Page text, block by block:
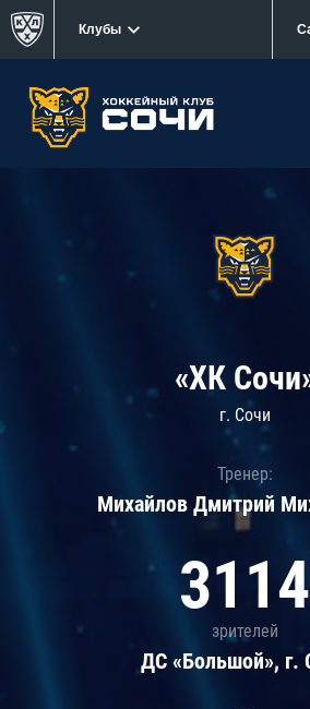
Клубы
«ХК
г. Сочи
Тренер:
Михайлов Дмитрий
3114
зрителей
ДС «Большой», г.